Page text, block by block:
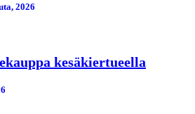
2026
kesäkiertueella